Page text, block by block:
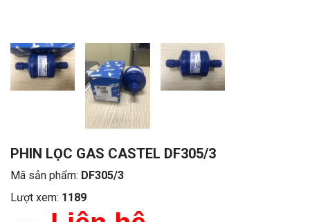
PHIN LỌC GAS CASTEL DF305/3
Mã sản phẩm: DF305/3
Lượt xem: 1189